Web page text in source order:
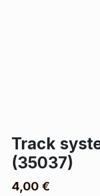
Track
(35037)
4,00 €